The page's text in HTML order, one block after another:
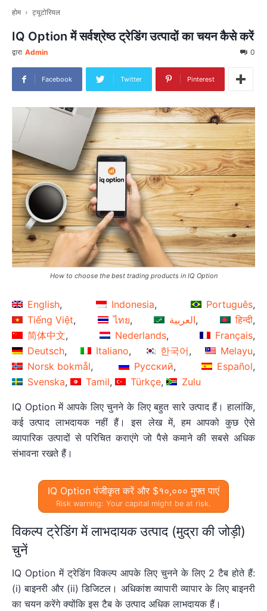
होम ट्यूटोरियल
IQ Option में सर्वश्रेष्ठ ट्रेडिंग उत्पादों का चयन कैसे करें
द्वारा Admin 0
Facebook Twitter Pinterest
How to choose the best trading products in IQ Option
English Indonesia
Português
Tiếng Việt
ไทย العربية
हिन्दी
简体中文
Nederlands
Français
Deutsch
Italiano 한국어
Melayu
Norsk bokmål
Русский
Español
Svenska
Tamil Türkçe Zulu
IQ Option में आपके लिए चुनने के लिए बहुत सारे उत्पाद हैं। हालांकि,
कई उत्पाद लाभदायक नहीं हैं। इस लेख में, हम आपको कुछ ऐसे
व्यापारिक उत्पादों से परिचित कराएंगे जो पैसे कमाने की सबसे अधिक
संभावना रखते हैं।
IQ Option पंजीकृत करें और $१०,००० मुफ्त पाएं
Risk warning: Your capital might be at risk.
विकल्प ट्रेडिंग में लाभदायक उत्पाद (मुद्रा की जोड़ी)
चुनें
IQ Option में ट्रेडिंग विकल्प आपके लिए चुनने के लिए 2 टैब होते हैं:
(i) बाइनरी और (ii) डिजिटल। अधिकांश व्यापारी व्यापार के लिए बाइनरी
का चयन करेंगे क्योंकि इस टैब के उत्पाद अधिक लाभदायक हैं।